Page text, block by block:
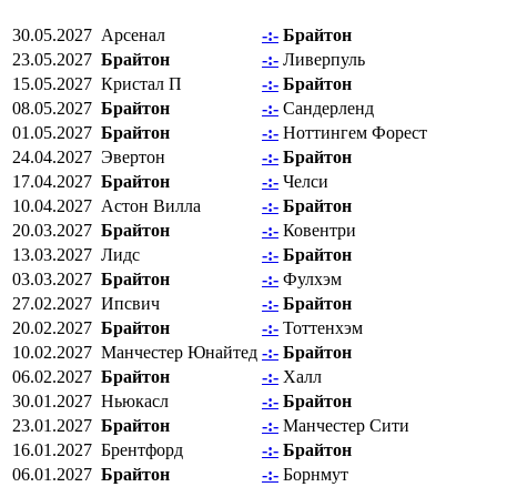
30.05.2027 Арсенал -:- Брайтон
23.05.2027 Брайтон -:- Ливерпуль
15.05.2027 Кристал П -:- Брайтон
08.05.2027 Брайтон -:- Сандерленд
01.05.2027 Брайтон -:- Ноттингем Форест
24.04.2027 Эвертон -:- Брайтон
17.04.2027 Брайтон -:- Челси
10.04.2027 Астон Вилла -:- Брайтон
20.03.2027 Брайтон -:- Ковентри
13.03.2027 Лидс -:- Брайтон
03.03.2027 Брайтон -:- Фулхэм
27.02.2027 Ипсвич -:- Брайтон
20.02.2027 Брайтон -:- Тоттенхэм
10.02.2027 Манчестер Юнайтед -:- Брайтон
06.02.2027 Брайтон -:- Халл
30.01.2027 Ньюкасл -:- Брайтон
23.01.2027 Брайтон -:- Манчестер Сити
16.01.2027 Брентфорд -:- Брайтон
06.01.2027 Брайтон -:- Борнмут